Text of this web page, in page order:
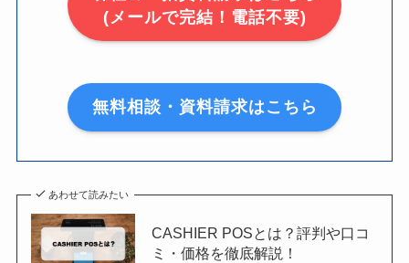
(メールで完結！電話不要)
無料相談・資料請求はこちら
あわせて読みたい
CASHIER POSとは？評判や口コ
ミ・価格を徹底解説！